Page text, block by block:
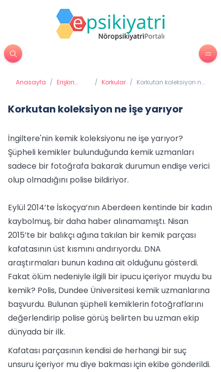
Anasayfa / Erişkin
/ Korkular / Korkutan koleksiyon ne
Korkutan koleksiyon ne işe yarıyor
İngiltere'nin kemik koleksiyonu ne işe yarıyor?
Şüpheli kemikler bulunduğunda kemik uzmanları
sadece bir fotoğrafa bakarak durumun endişe verici
olup olmadığını polise bildiriyor.
Eylül 2014’te İskoçya’nın Aberdeen kentinde bir kadın
kaybolmuş, bir daha haber alınamamıştı. Nisan
2015’te bir balıkçı ağına takılan bir kemik parçası
kafatasının üst kısmını andırıyordu. DNA
araştırmaları bunun kadına ait olduğunu gösterdi.
Fakat ölüm nedeniyle ilgili bir ipucu içeriyor muydu bu
kemik? Polis, Dundee Üniversitesi kemik uzmanlarına
başvurdu. Bulunan şüpheli kemiklerin fotoğraflarını
değerlendirip polise görüş belirten bu uzman ekip
dünyada bir ilk.
Kafatası parçasının kendisi de herhangi bir suç
unsuru içeriyor mu diye bakması için ekibe gönderildi.